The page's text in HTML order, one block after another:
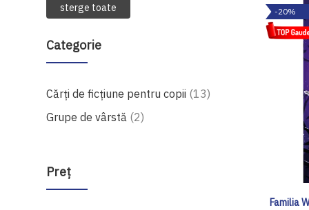
sterge toate
Categorie
Cărți de ficțiune pentru copii 13produse
Grupe de vârstă 2produse
Preţ
-20%
Familia